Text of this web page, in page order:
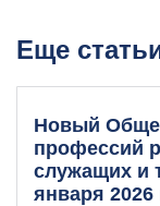
Еще
Новый
профессий
служащих и
января 2026